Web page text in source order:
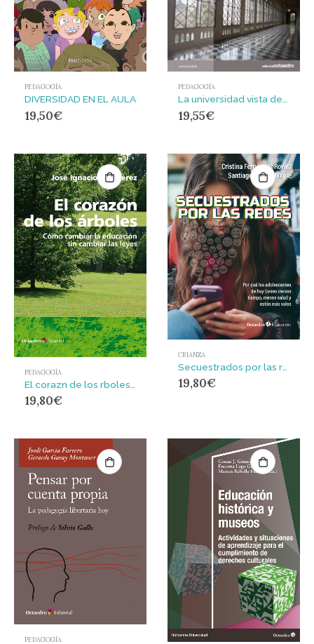
PEDAGOGÍA
DIVERSIDAD EN EL AULA
19,50€
PEDAGOGÍA
19,55€
PEDAGOGÍA
19,80€
CRIANZA
19,80€
PEDAGOGÍA